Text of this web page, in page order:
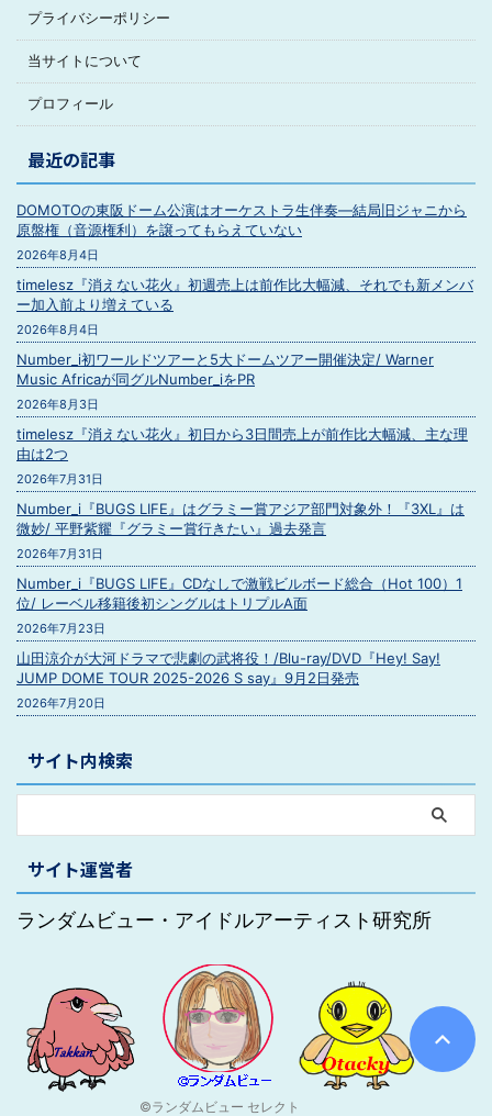
プライバシーポリシー
当サイトについて
プロフィール
最近の記事
DOMOTOの東阪ドーム公演はオーケストラ生伴奏―結局旧ジャニから
原盤権（音源権利）を譲ってもらえていない
2026年8月4日
timelesz『消えない花火』初週売上は前作比大幅減、それでも新メンバ
ー加入前より増えている
2026年8月4日
Number_i初ワールドツアーと5大ドームツアー開催決定/ Warner
Music Africaが同グルNumber_iをPR
2026年8月3日
timelesz『消えない花火』初日から3日間売上が前作比大幅減、主な理
由は2つ
2026年7月31日
Number_i『BUGS LIFE』はグラミー賞アジア部門対象外！『3XL』は
微妙/ 平野紫耀『グラミー賞行きたい』過去発言
2026年7月31日
Number_i『BUGS LIFE』CDなしで激戦ビルボード総合（Hot 100）1
位/ レーベル移籍後初シングルはトリプルA面
2026年7月23日
山田涼介が大河ドラマで悲劇の武将役！/Blu-ray/DVD『Hey! Say!
JUMP DOME TOUR 2025-2026 S say』9月2日発売
2026年7月20日
サイト内検索
サイト運営者
ランダムビュー・アイドルアーティスト研究所
©ランダムビュー セレクト